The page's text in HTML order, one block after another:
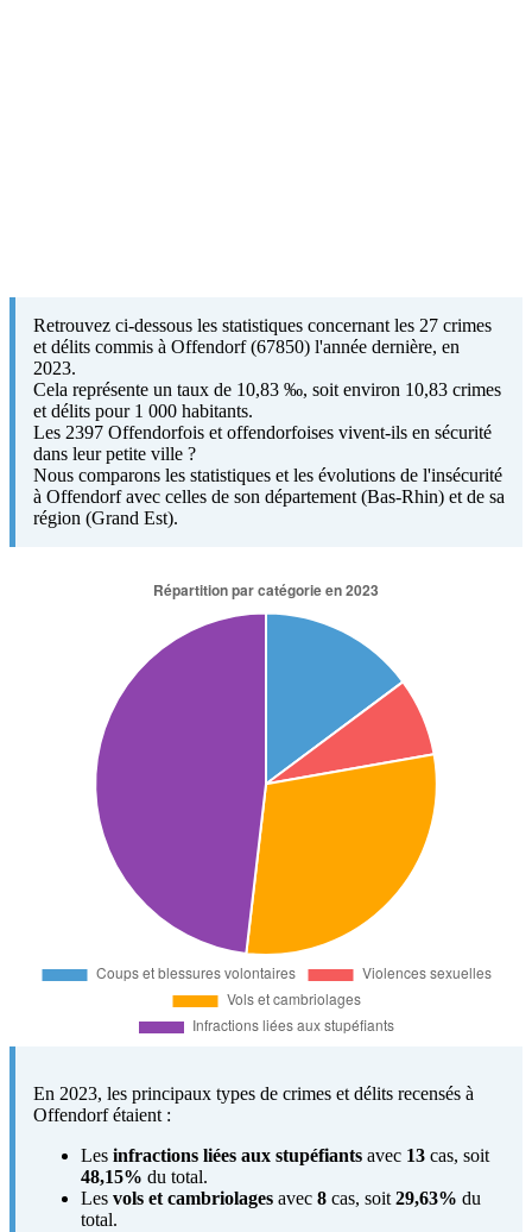
Retrouvez ci-dessous les statistiques concernant les 27 crimes
et délits commis à Offendorf (67850) l'année dernière, en
2023.
Cela représente un taux de 10,83 ‰, soit environ 10,83 crimes
et délits pour 1 000 habitants.
Les 2397 Offendorfois et offendorfoises vivent-ils en sécurité
dans leur petite ville ?
Nous comparons les statistiques et les évolutions de l'insécurité
à Offendorf avec celles de son département (Bas-Rhin) et de sa
région (Grand Est).
En 2023, les principaux types de crimes et délits recensés à
Offendorf étaient :
Les infractions liées aux stupéfiants avec 13 cas, soit
48,15% du total.
Les vols et cambriolages avec 8 cas, soit 29,63% du
total.